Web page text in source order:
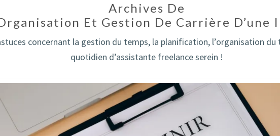
Archives De
Et Gestion De Carrière D’une
concernant la gestion du temps, la planification, l’organisation
quotidien d’assistante freelance serein !